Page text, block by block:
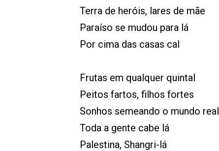
Terra de heróis, lares de mãe
Paraíso se mudou para lá
Por cima das casas cal
Frutas em qualquer quintal
Peitos fartos, filhos fortes
Sonhos semeando o mundo real
Toda a gente cabe lá
Palestina, Shangri-lá